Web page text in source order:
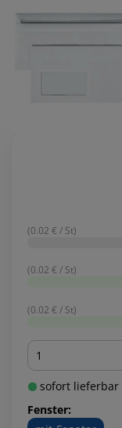
(0.02 € / St)
(0.02 € / St)
(0.02 € / St)
Menge
sofort lieferbar
Fenster: